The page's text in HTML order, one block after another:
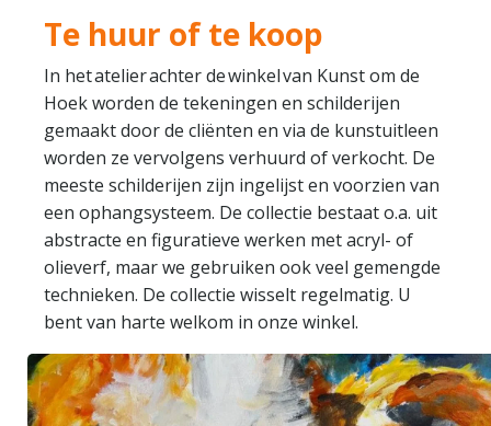
Te huur of te koop
In het atelier achter de winkel van Kunst om de
Hoek worden de tekeningen en schilderijen
gemaakt door de cliënten en via de kunstuitleen
worden ze vervolgens verhuurd of verkocht. De
meeste schilderijen zijn ingelijst en voorzien van
een ophangsysteem. De collectie bestaat o.a. uit
abstracte en figuratieve werken met acryl- of
olieverf, maar we gebruiken ook veel gemengde
technieken. De collectie wisselt regelmatig. U
bent van harte welkom in onze winkel.